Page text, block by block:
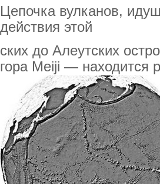
Цепочка вулканов,
действия этой
ских до Алеутских
гора Meiji — находится